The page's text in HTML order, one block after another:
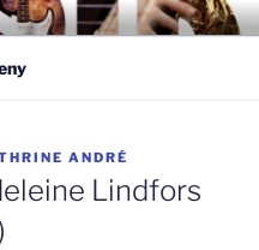
ANDRÉ
Lindfors